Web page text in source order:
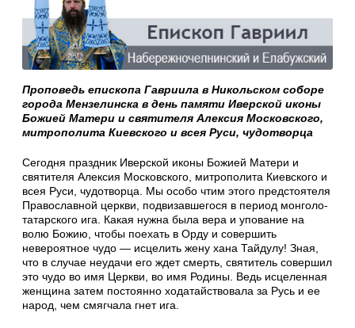
Проповедь епископа Гавриила в Никольском соборе
города Мензелинска в день памяти Иверской иконы
Божией Матери и святителя Алексия Московского,
митрополита Киевского и всея Руси, чудотворца
Сегодня праздник Иверской иконы Божией Матери и
святителя Алексия Московского, митрополита Киевского и
всея Руси, чудотворца. Мы особо чтим этого предстоятеля
Православной церкви, подвизавшегося в период монголо-
татарского ига. Какая нужна была вера и упование на
волю Божию, чтобы поехать в Орду и совершить
невероятное чудо — исцелить жену хана Тайдулу! Зная,
что в случае неудачи его ждет смерть, святитель совершил
это чудо во имя Церкви, во имя Родины. Ведь исцеленная
женщина затем постоянно ходатайствовала за Русь и ее
народ, чем смягчала гнет ига.